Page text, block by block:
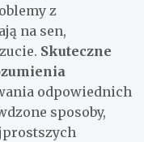
z
na sen,
Skuteczne
odpowiednich
sposoby,